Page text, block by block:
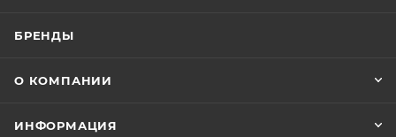
БРЕНДЫ
О КОМПАНИИ
ИНФОРМАЦИЯ